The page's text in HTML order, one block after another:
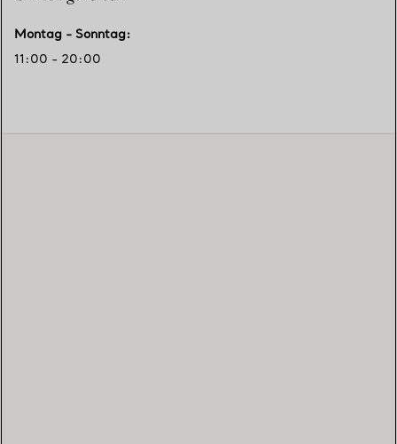
Montag - Sonntag:
11:00 - 20:00